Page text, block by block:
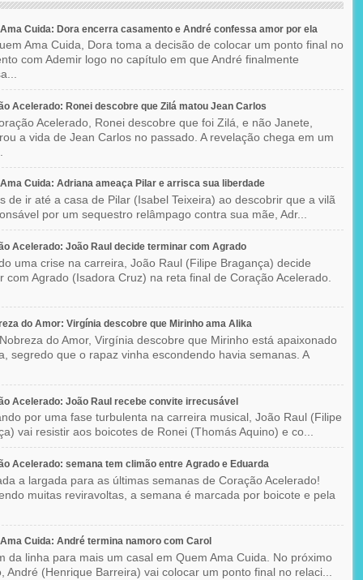
Cuida: Dora encerra casamento e André confessa amor por ela
Ama Cuida, Dora toma a decisão de colocar um ponto final no
com Ademir logo no capítulo em que André finalmente
Acelerado: Ronei descobre que Zilá matou Jean Carlos
Acelerado, Ronei descobre que foi Zilá, e não Janete,
a vida de Jean Carlos no passado. A revelação chega em um
Cuida: Adriana ameaça Pilar e arrisca sua liberdade
de ir até a casa de Pilar (Isabel Teixeira) ao descobrir que a vilã
por um sequestro relâmpago contra sua mãe, Adr...
Acelerado: João Raul decide terminar com Agrado
uma crise na carreira, João Raul (Filipe Bragança) decide
com Agrado (Isadora Cruz) na reta final de Coração Acelerado.
do Amor: Virgínia descobre que Mirinho ama Alika
do Amor, Virgínia descobre que Mirinho está apaixonado
segredo que o rapaz vinha escondendo havia semanas. A
Acelerado: João Raul recebe convite irrecusável
por uma fase turbulenta na carreira musical, João Raul (Filipe
vai resistir aos boicotes de Ronei (Thomás Aquino) e co...
Acelerado: semana tem climão entre Agrado e Eduarda
a largada para as últimas semanas de Coração Acelerado!
muitas reviravoltas, a semana é marcada por boicote e pela
Cuida: André termina namoro com Carol
da linha para mais um casal em Quem Ama Cuida. No próximo
André (Henrique Barreira) vai colocar um ponto final no relaci...